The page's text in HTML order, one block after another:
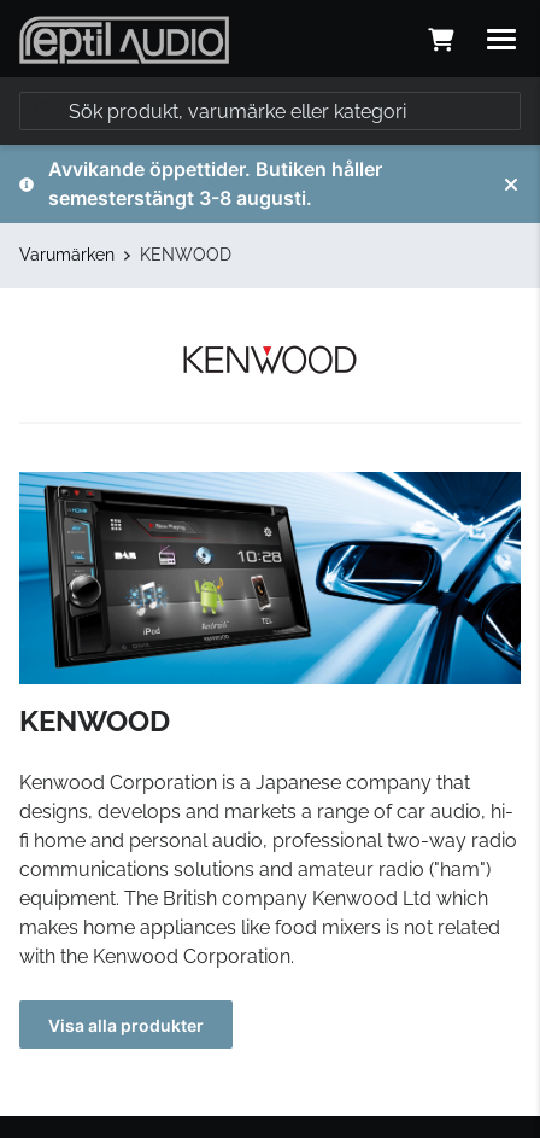
Avvikande öppettider. Butiken håller
semesterstängt 3-8 augusti.
Varumärken KENWOOD
KENWOOD
Kenwood Corporation is a Japanese company that
designs, develops and markets a range of car audio, hi-
fi home and personal audio, professional two-way radio
communications solutions and amateur radio ("ham")
equipment. The British company Kenwood Ltd which
makes home appliances like food mixers is not related
with the Kenwood Corporation.
Visa alla produkter